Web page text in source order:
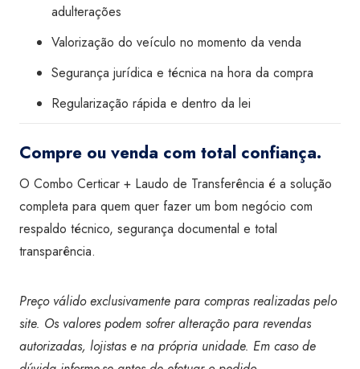
adulterações
Valorização do veículo no momento da venda
Segurança jurídica e técnica na hora da compra
Regularização rápida e dentro da lei
Compre ou venda com total confiança.
O Combo Certicar + Laudo de Transferência é a solução
completa para quem quer fazer um bom negócio com
respaldo técnico, segurança documental e total
transparência.
Preço válido exclusivamente para compras realizadas pelo
site. Os valores podem sofrer alteração para revendas
autorizadas, lojistas e na própria unidade. Em caso de